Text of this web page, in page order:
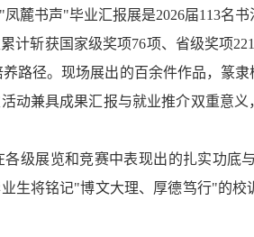
"凤麓书声"毕业汇报展是2026届113名
计斩获国家级奖项76项、省级奖项
路径。现场展出的百余件作品， 篆隶
动兼具成果汇报与就业推介双重意
级展览和竞赛中表现出的扎实功底
生将铭记"博文大理、厚德笃行"的校